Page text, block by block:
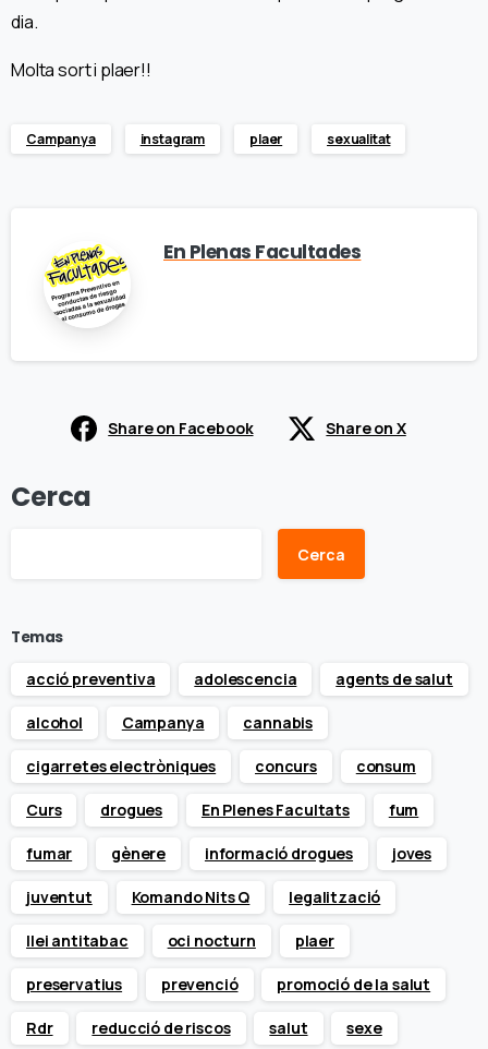
dia.
Molta sort i plaer!!
Campanya instagram plaer sexualitat
En Plenas Facultades
Share on Facebook Share on X
Cerca
Cerca
Temas
acció preventiva
adolescencia agents de salut
alcohol Campanya cannabis
cigarretes electròniques concurs consum
Curs drogues En Plenes Facultats fum
fumar gènere informació drogues joves
juventut Komando Nits Q legalització
llei antitabac oci nocturn plaer
preservatius prevenció promoció de la salut
Rdr reducció de riscos salut sexe